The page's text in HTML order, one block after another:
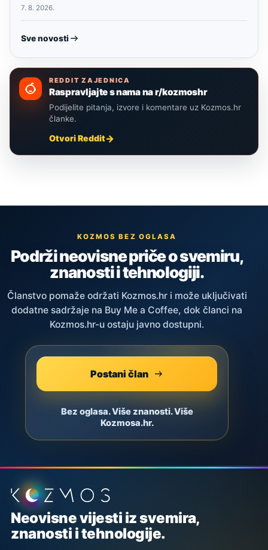
7. 8. 2026.
Sve novosti
REDDIT ZAJEDNICA
Raspravljajte s nama na r/kozmoshr
Podijelite pitanja, izvore i komentare uz Kozmos.hr
članke.
Otvori Reddit
KOZMOS BEZ OGLASA
Podrži neovisne priče o svemiru,
znanosti i tehnologiji.
Članstvo pomaže održati Kozmos.hr i može uključivati
dodatne sadržaje na Buy Me a Coffee, dok članci na
Kozmos.hr-u ostaju javno dostupni.
Postani član
Bez oglasa. Više znanosti. Više
Kozmosa.hr.
Podnožje stranice
Neovisne vijesti iz svemira,
znanosti i tehnologije.